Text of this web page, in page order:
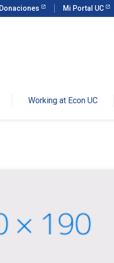
Donaciones Mi Portal UC
Working at Econ UC